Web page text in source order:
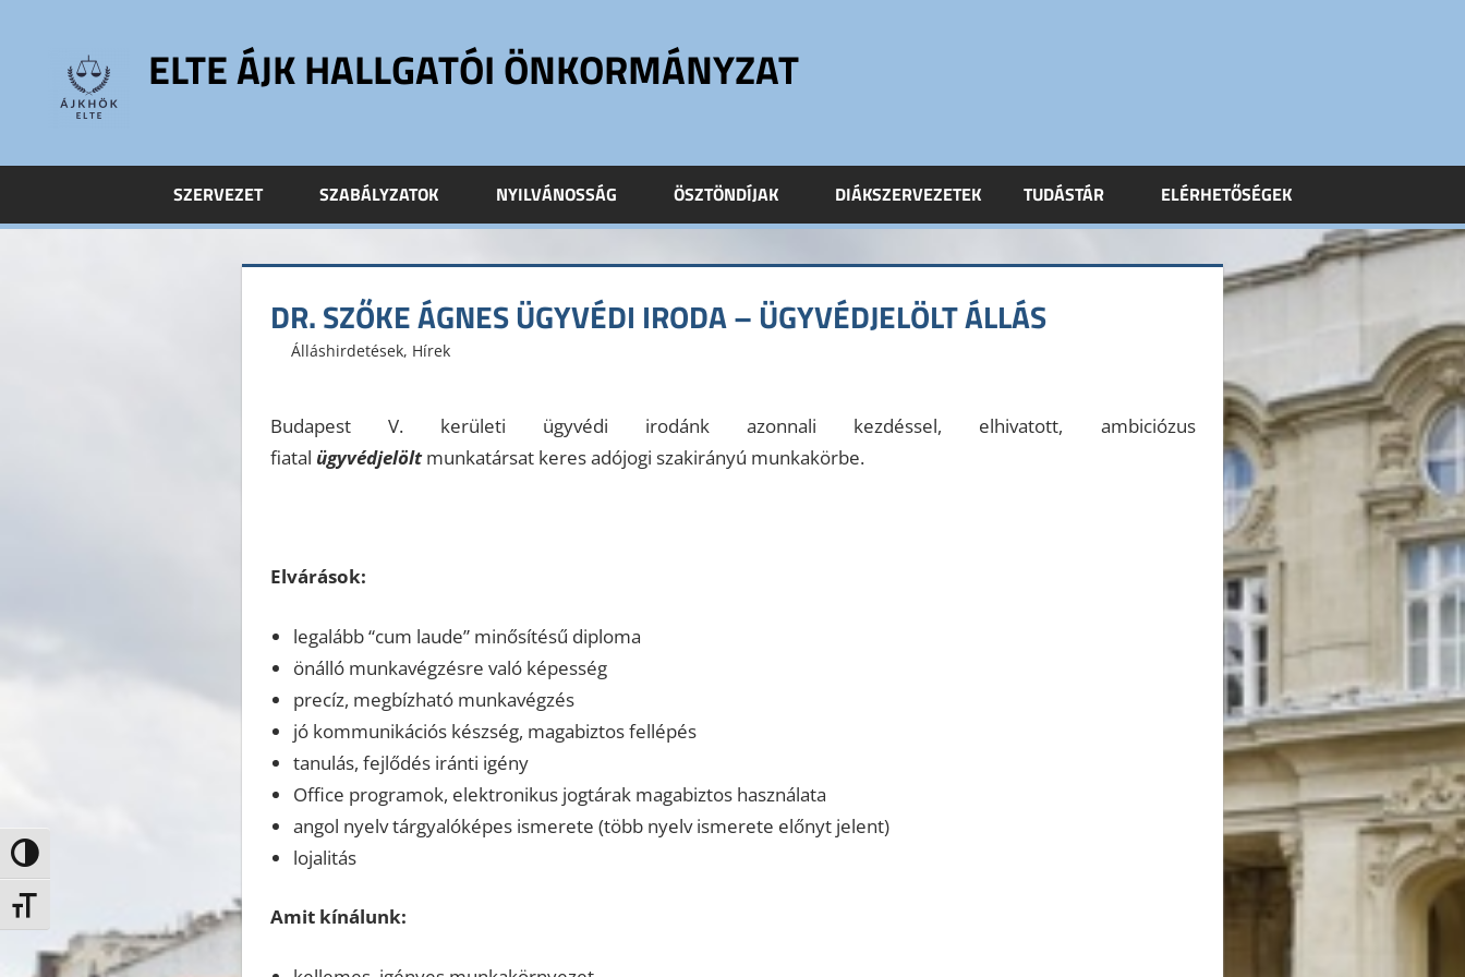
Nagy kontraszt váltása
Betűméret váltása
content
ELTE ÁJK HALLGATÓI ÖNKORMÁNYZAT
ELTE
Kar
SZERVEZET SZABÁLYZATOK NYILVÁNOSSÁG ÖSZTÖNDÍJAK DIÁKSZERVEZETEK TUDÁSTÁR ELÉRHETŐSÉGEK
DR. SZŐKE ÁGNES ÜGYVÉDI IRODA – ÜGYVÉDJELÖLT ÁLLÁS
2015. március 13.
ELTE ÁJK HÖK
Álláshirdetések, Hírek
Budapest V. kerületi ügyvédi irodánk azonnali kezdéssel, elhivatott, ambiciózus
fiatal ügyvédjelöltmunkatársat keres adójogi szakirányú munkakörbe.
Elvárások:
legalább “cum laude” minősítésű diploma
önálló munkavégzésre való képesség
precíz, megbízható munkavégzés
jó kommunikációs készség, magabiztos fellépés
tanulás, fejlődés iránti igény
Office programok, elektronikus jogtárak magabiztos használata
angol nyelv tárgyalóképes ismerete (több nyelv ismerete előnyt jelent)
lojalitás
Amit kínálunk: